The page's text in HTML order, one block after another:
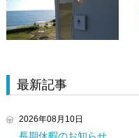
最新記事
2026年08月10日